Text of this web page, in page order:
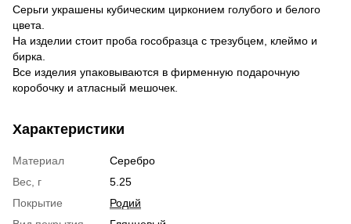
Серьги украшены кубическим цирконием голубого и белого
цвета.
На изделии стоит проба гособразца с трезубцем, клеймо и
бирка.
Все изделия упаковываются в фирменную подарочную
коробочку и атласный мешочек.
Характеристики
Материал
Серебро
Вес, г
5.25
Покрытие
Родий